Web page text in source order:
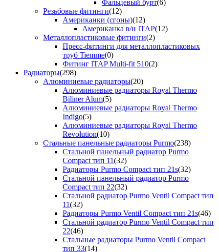
Фальцевый бурт(6)
Резьбовые фитинги(12)
Американки (сгоны)(12)
Американка в/н ITAP(12)
Металлопластиковые фитинги(2)
Пресс-фитинги для металлопластиковых
труб Tiemme(0)
Фитинг ITAP Multi-fit 510(2)
Радиаторы(298)
Алюминиевые радиаторы(20)
Алюминиевые радиаторы Royal Thermo
Biliner Alum(5)
Алюминиевые радиаторы Royal Thermo
Indigo(5)
Алюминиевые радиаторы Royal Thermo
Revolution(10)
Стальные панельные радиаторы Purmo(238)
Стальной панельный радиатор Purmo
Compact тип 11(32)
Радиаторы Purmo Compact тип 21s(32)
Стальной панельный радиатор Purmo
Compact тип 22(32)
Стальной радиатор Purmo Ventil Compact тип
11(32)
Радиаторы Purmo Ventil Compact тип 21s(46)
Стальной радиатор Purmo Ventil Compact тип
22(46)
Стальные радиаторы Purmo Ventil Compact
тип 33(14)